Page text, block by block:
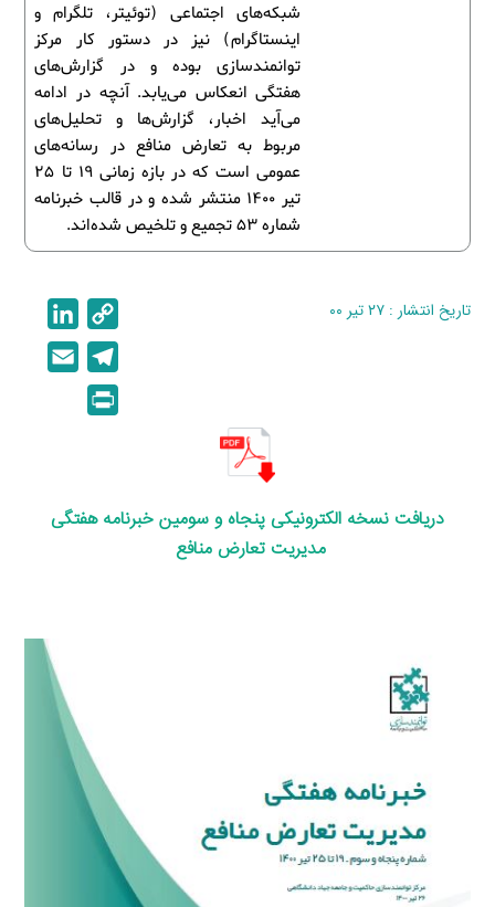
شبکه‌های اجتماعی (توئیتر، تلگرام و
اینستاگرام) نیز در دستور کار مرکز
توانمندسازی بوده و در گزارش‌های
هفتگی انعکاس می‌یابد. آنچه در ادامه
می‌آید اخبار، گزارش‌ها و تحلیل‌های
مربوط به تعارض منافع در رسانه‌های
عمومی است که در بازه زمانی 19 تا 25
تیر 1400 منتشر شده و در قالب خبرنامه
شماره 53 تجمیع و تلخیص شده‌اند.
تاریخ انتشار : ۲۷ تیر ۰۰
o
p
y
k
i
n
e
l
r
t
دریافت نسخه الکترونیکی پنجاه و سومینخبرنامه هفتگی
مدیریت تعارض منافع